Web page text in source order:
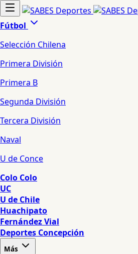
Fútbol
Selección Chilena
Primera División
Primera B
Segunda División
Tercera División
Naval
U de Conce
Colo Colo
UC
U de Chile
Huachipato
Fernández Vial
Deportes Concepción
Más